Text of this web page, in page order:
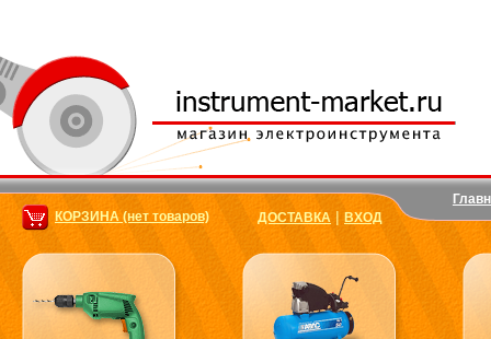
КОРЗИНА (нет товаров) ДОСТАВКА | ВХОД